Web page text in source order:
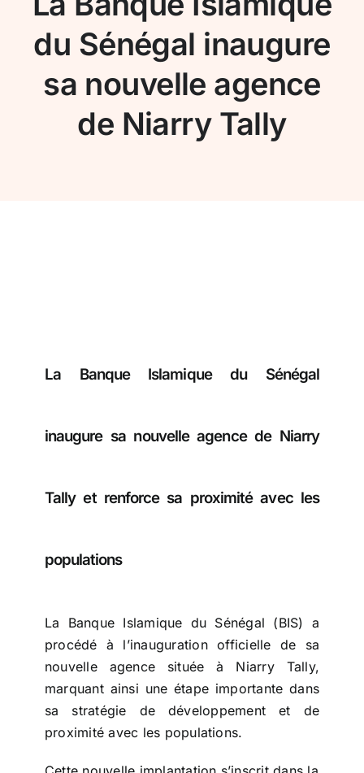
Conseil de conformité
Particuliers
Diaspora
du Sénégal inaugure
sa nouvelle agence
de Niarry Tally
La Banque Islamique du Sénégal
inaugure sa nouvelle agence de Niarry
Tally et renforce sa proximité avec les
populations
La Banque Islamique du Sénégal (BIS) a
procédé à l’inauguration officielle de sa
nouvelle agence située à Niarry Tally,
marquant ainsi une étape importante dans
sa stratégie de développement et de
proximité avec les populations.